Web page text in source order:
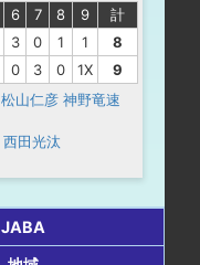
6 7 8 9
計
3 0 1 1
8
0 3 0 1X
9
松山仁彦 神野竜速
西田光汰
JABA